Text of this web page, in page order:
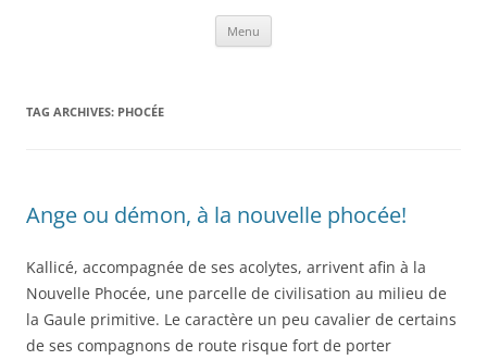
Menu
TAG ARCHIVES: PHOCÉE
Ange ou démon, à la nouvelle phocée!
Kallicé, accompagnée de ses acolytes, arrivent afin à la
Nouvelle Phocée, une parcelle de civilisation au milieu de
la Gaule primitive. Le caractère un peu cavalier de certains
de ses compagnons de route risque fort de porter